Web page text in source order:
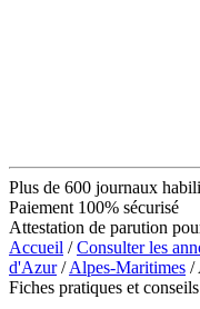
Plus de 600 journaux
Paiement 100% sécurisé
Attestation de parution
Accueil /Consulter les
d'Azur/Alpes-Maritimes /
Fiches pratiques et conseils